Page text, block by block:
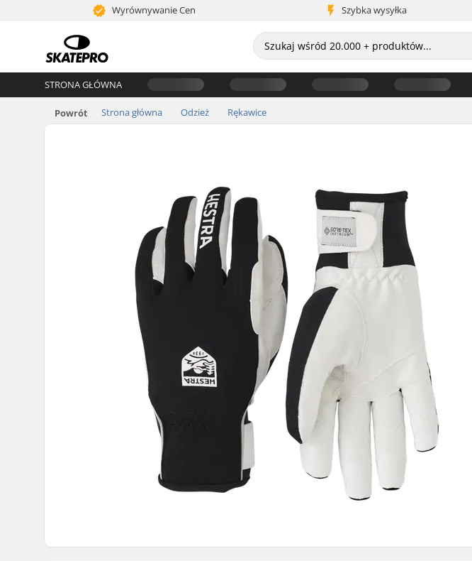
Wyrównywanie Cen Szybka wysyłka
STRONA GŁÓWNA
Powrót Strona główna Odzież Rękawice